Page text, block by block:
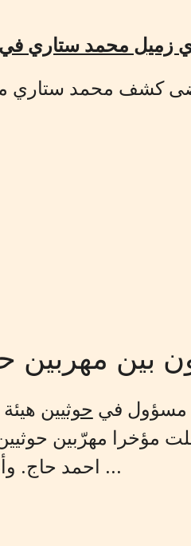
محمد ستاري في
بين مهربين
مسؤول في حوثيين
مؤخرا مهرّبين
احمد حاج. وأضاف المسؤول أن جهات في حكومة صوماليلاند ...